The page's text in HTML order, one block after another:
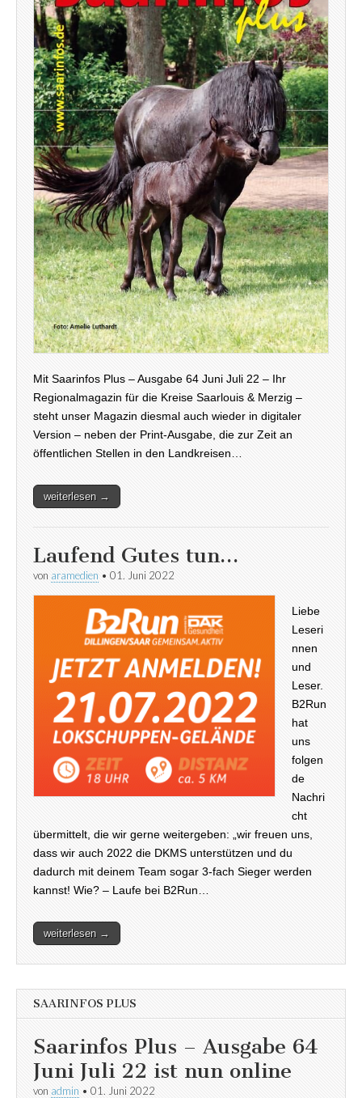
Mit Saarinfos Plus – Ausgabe 64 Juni Juli 22 – Ihr
Regionalmagazin für die Kreise Saarlouis & Merzig –
steht unser Magazin diesmal auch wieder in digitaler
Version – neben der Print-Ausgabe, die zur Zeit an
öffentlichen Stellen in den Landkreisen…
weiterlesen →
Laufend Gutes tun…
von aramedien • 01. Juni 2022
Liebe
Leseri
nnen
und
Leser.
B2Run
hat
uns
folgen
de
Nachri
cht
übermittelt, die wir gerne weitergeben: „wir freuen uns,
dass wir auch 2022 die DKMS unterstützen und du
dadurch mit deinem Team sogar 3-fach Sieger werden
kannst! Wie? – Laufe bei B2Run…
weiterlesen →
SAARINFOS PLUS
Saarinfos Plus – Ausgabe 64
Juni Juli 22 ist nun online
von admin • 01. Juni 2022